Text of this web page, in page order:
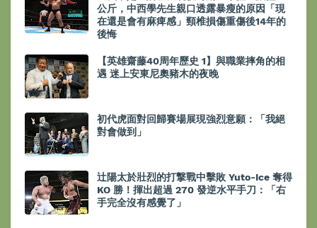
公斤，中西學先生親口透露暴瘦的原因「現
在還是會有麻痺感」頸椎損傷重傷後14年的
後悔
【英雄齋藤40周年歷史 1】與職業摔角的相
遇 迷上安東尼奧豬木的夜晚
初代虎面對回歸賽場展現強烈意願：「我絕
對會做到」
辻陽太於壯烈的打撃戰中擊敗 Yuto-Ice 奪得
KO 勝！揮出超過 270 發逆水平手刀：「右
手完全沒有感覺了」